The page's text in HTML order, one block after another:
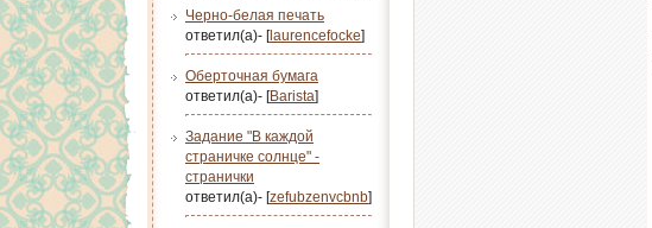
Черно-белая печать
ответил(а)- [laurencefocke]
Оберточная бумага
ответил(а)- [Barista]
Задание "В каждой
страничке солнце" -
странички
ответил(а)- [zefubzenvcbnb]